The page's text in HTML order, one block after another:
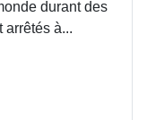
durant des
arrêtés à...